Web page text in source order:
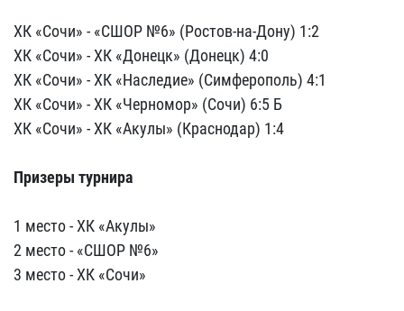
ХК «Сочи» - «СШОР №6» (Ростов-на-Дону) 1:2
ХК «Сочи» - ХК «Донецк» (Донецк) 4:0
ХК «Сочи» - ХК «Наследие» (Симферополь) 4:1
ХК «Сочи» - ХК «Черномор» (Сочи) 6:5 Б
ХК «Сочи» - ХК «Акулы» (Краснодар) 1:4
Призеры турнира
1 место - ХК «Акулы»
2 место - «СШОР №6»
3 место - ХК «Сочи»